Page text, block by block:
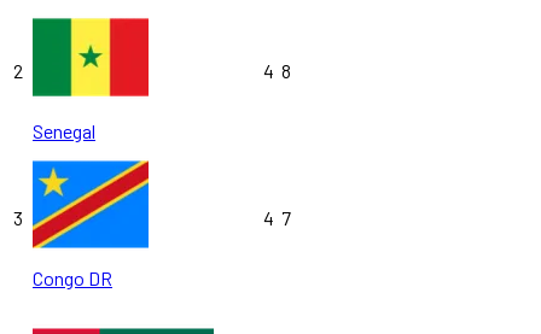
2
Senegal
4 8
3
Congo DR
4 7